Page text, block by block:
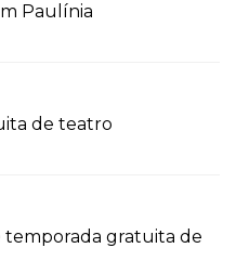
Paulínia
de teatro
gratuita de